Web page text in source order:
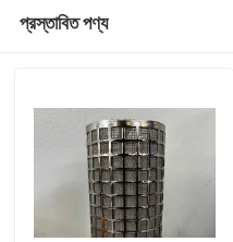
প্রস্তাবিত পণ্য